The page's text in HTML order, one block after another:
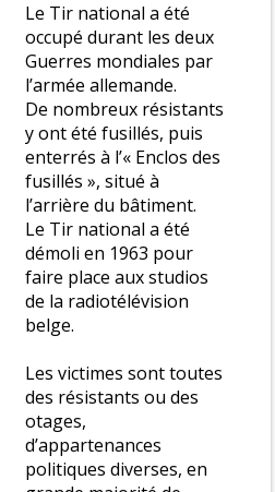
Le Tir national a été
occupé durant les deux
Guerres mondiales par
l’armée allemande.
De nombreux résistants
y ont été fusillés, puis
enterrés à l’« Enclos des
fusillés », situé à
l’arrière du bâtiment.
Le Tir national a été
démoli en 1963 pour
faire place aux studios
de la radiotélévision
belge.
Les victimes sont toutes
des résistants ou des
otages,
d’appartenances
politiques diverses, en